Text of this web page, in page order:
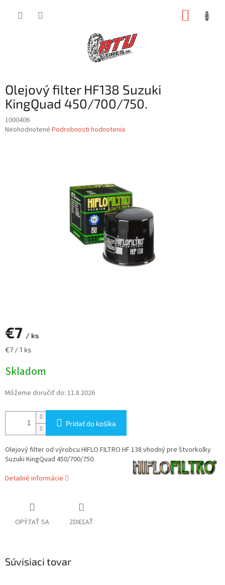
Olejový filter HF138 Suzuki
KingQuad 450/700/750.
1000406
Priemerné
Neohodnotené Podrobnosti hodnotenia
€7 / ks
Jednotková
€7 / 1 ks
Skladom
Môžeme doručiť do: 11.8.2026
Pridať do košíka
Olejový filter od výrobcu HIFLO FILTRO HF 138 vhodný pre štvorkolky
Suzuki KingQuad 450/700/750.
Detailné informácie
OPÝTAŤ SA ZDIEĽAŤ
Súvisiaci tovar